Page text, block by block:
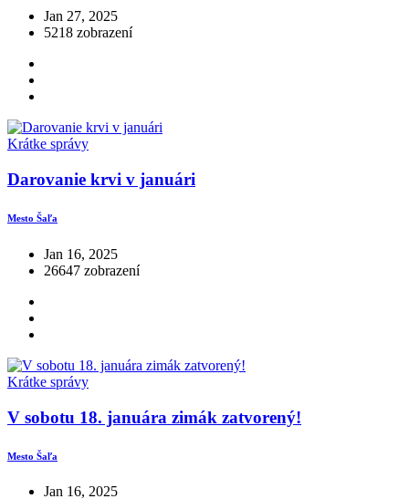
Jan 27, 2025
5218 zobrazení
Krátke správy
Darovanie krvi v januári
Mesto Šaľa
Jan 16, 2025
26647 zobrazení
Krátke správy
V sobotu 18. januára zimák zatvorený!
Mesto Šaľa
Jan 16, 2025